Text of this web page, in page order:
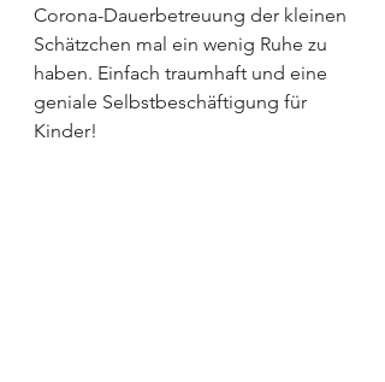
Corona-Dauerbetreuung der kleinen
Schätzchen mal ein wenig Ruhe zu
haben. Einfach traumhaft und eine
geniale Selbstbeschäftigung für
Kinder!